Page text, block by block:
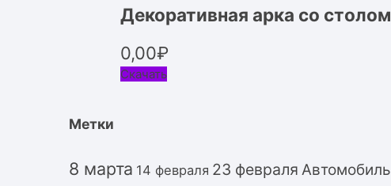
Декоративная арка со столом
0,00₽
Скачать
Метки
8 марта 14 февраля 23 февраля Автомобиль